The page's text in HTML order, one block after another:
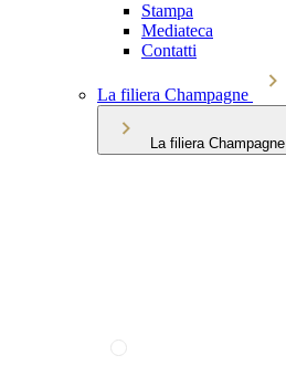
Stampa
Mediateca
Contatti
La filiera Champagne
La filiera Champagne